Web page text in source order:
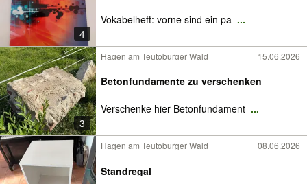
4
Vokabelheft: vorne sind ein pa ...
3
Hagen am Teutoburger Wald 15.06.2026
Betonfundamente zu verschenken
Verschenke hier Betonfundament ...
Hagen am Teutoburger Wald 08.06.2026
Standregal